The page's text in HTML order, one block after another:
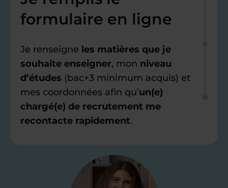
formulaire en ligne
Je renseigne les matières que je
souhaite enseigner, mon niveau
d’études (bac+3 minimum acquis) et
mes coordonnées afin qu’un(e)
chargé(e) de recrutement me
recontacte rapidement.